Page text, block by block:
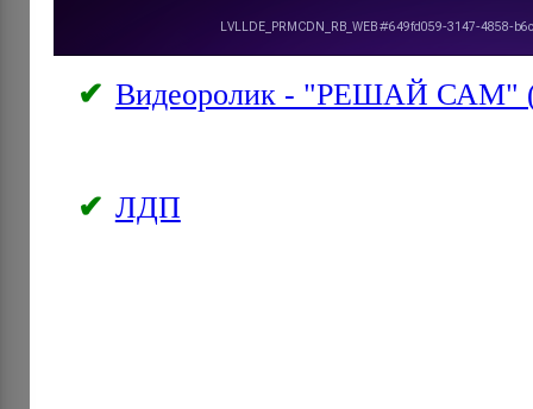
Видеоролик - "РЕШАЙ САМ"
ЛДП